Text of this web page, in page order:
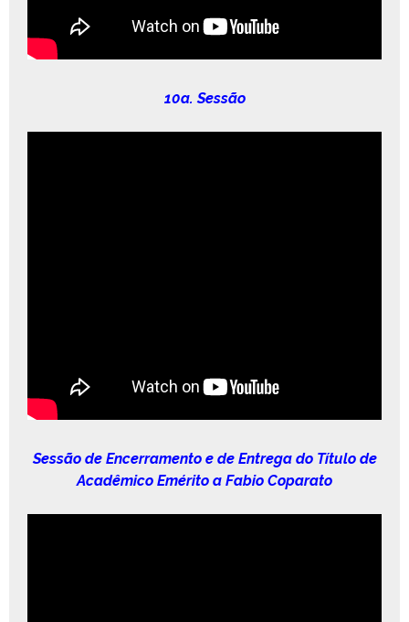
10a. Sessão
Sessão de Encer­ra­men­to e de Entre­ga do Títu­lo de
Acadêmi­co Eméri­to a Fabio Coparato